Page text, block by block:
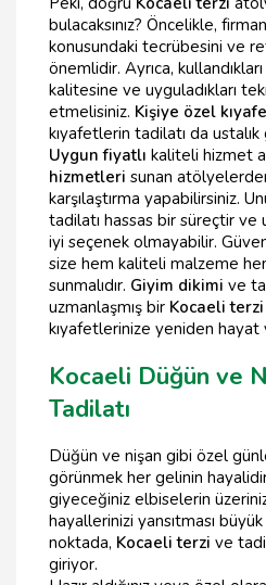
bulacaksınız? Öncelikle,
konusundaki tecrübesini ve
önemlidir. Ayrıca,
kalitesine ve uyguladıkları
etmelisiniz. Kişiye özel
kıyafetlerin tadilatı da
Uygun fiyatlı kaliteli hizmet
hizmetleri sunan
karşılaştırma yapabilirsiniz.
tadilatı hassas bir süreçtir ve
iyi seçenek olmayabilir.
size hem kaliteli malzeme
sunmalıdır. Giyim dikimi ve
uzmanlaşmış bir Kocaeli terzi
kıyafetlerinize yeniden hayat
Kocaeli Düğün ve
Tadilatı
Düğün ve nişan gibi özel
görünmek her gelinin
giyeceğiniz elbiselerin
hayallerinizi yansıtması
noktada, Kocaeli terzi ve
giriyor.